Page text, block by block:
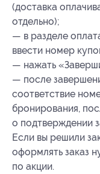
(доставка
отдельно);
— в разделе
ввести номер
— нажать
— после
соответствие
бронирования,
о подтверждении
Если вы решили
оформлять заказ
по акции.